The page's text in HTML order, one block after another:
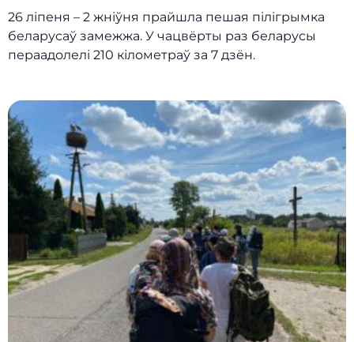
26 ліпеня – 2 жніўня прайшла пешая пілігрымка
беларусаў замежжа. У чацвёрты раз беларусы
пераадолелі 210 кілометраў за 7 дзён.